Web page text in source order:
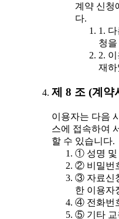
계약 신청
다.
1.
청을
2.
재하
제 8 조 (계약
이용자는 다음
스에 접속하여
할 수 있습니다.
① 성명 및
② 비밀번
③ 자료신
한 이용자
④ 전화번
⑤ 기타 교